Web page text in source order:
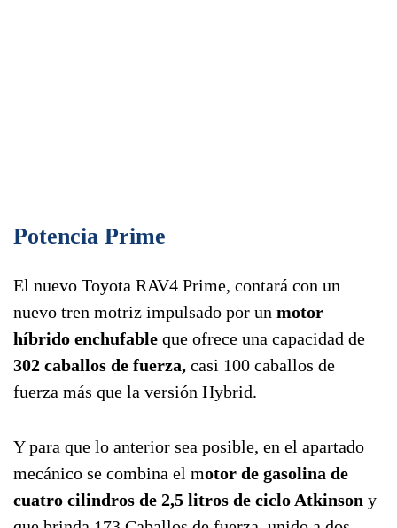
Potencia Prime
El nuevo Toyota RAV4 Prime, contará con un
nuevo tren motriz impulsado por un motor
híbrido enchufable que ofrece una capacidad de
302 caballos de fuerza, casi 100 caballos de
fuerza más que la versión Hybrid.
Y para que lo anterior sea posible, en el apartado
mecánico se combina el motor de gasolina de
cuatro cilindros de 2,5 litros de ciclo Atkinson y